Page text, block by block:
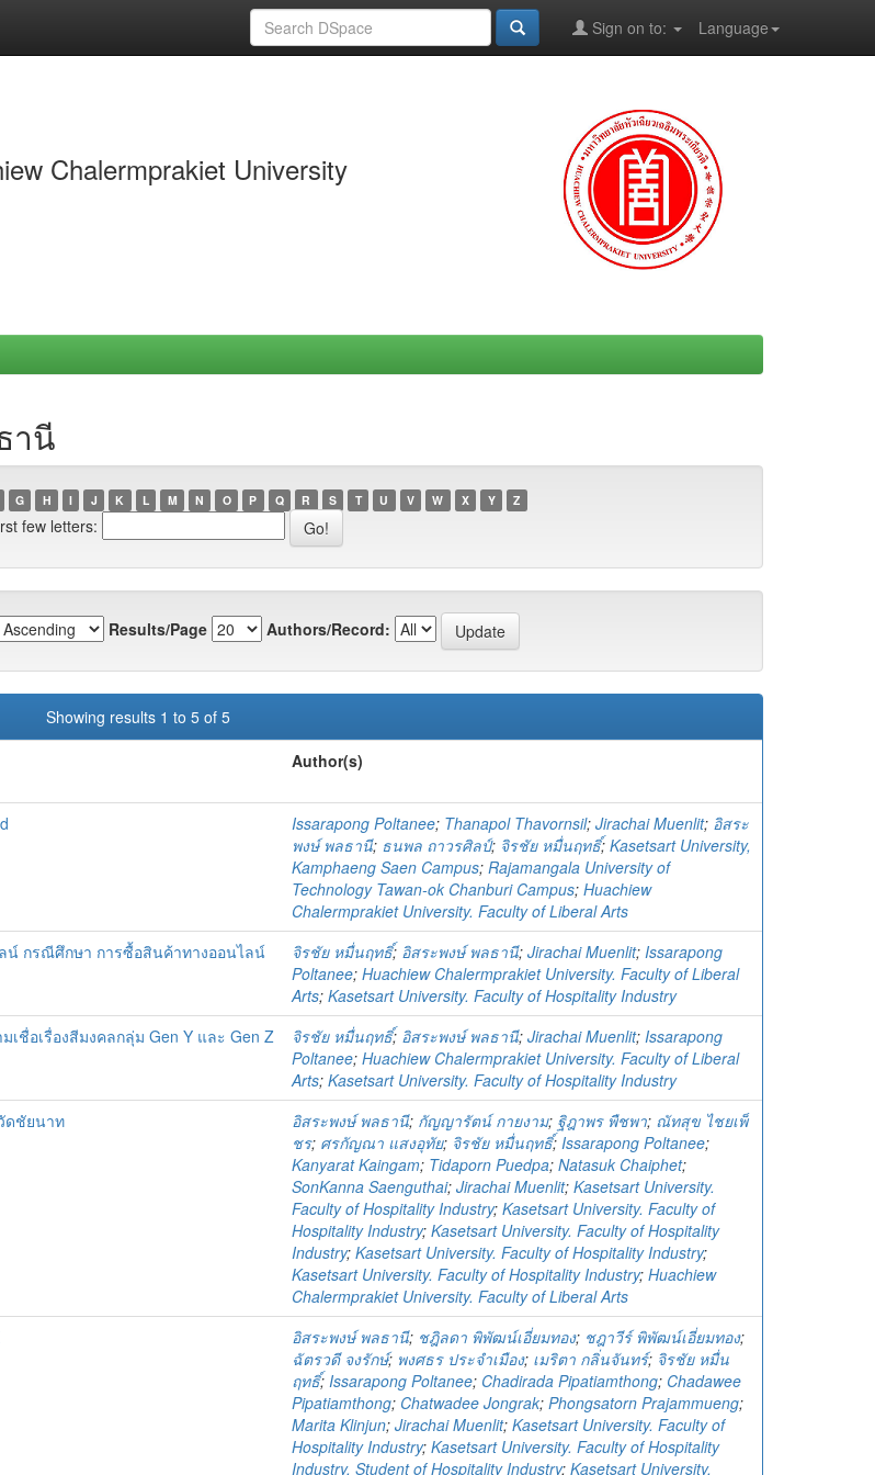
Language
Sign on to:
Chalermprakiet University
านี
G H I J K L M N O P Q R S T U V W X Y Z
few letters:
Results/Page Authors/Record:
Showing results 1 to 5 of 5
Author(s)
Issarapong Poltanee; Thanapol Thavornsil; Jirachai Muenlit; อิสระ
พงษ์ พลธานี; ธนพล ถาวรศิลป์; จิรชัย หมื่นฤทธิ์; Kasetsart University,
Kamphaeng Saen Campus; Rajamangala University of
Technology Tawan-ok Chanburi Campus; Huachiew
Chalermprakiet University. Faculty of Liberal Arts
น์ กรณีศึกษา การซื้อสินค้าทางออนไลน์
จิรชัย หมื่นฤทธิ์; อิสระพงษ์ พลธานี; Jirachai Muenlit; Issarapong
Poltanee; Huachiew Chalermprakiet University. Faculty of Liberal
Arts; Kasetsart University. Faculty of Hospitality Industry
ชื่อเรื่องสีมงคลกลุ่ม Gen Y และ Gen Z จิรชัย หมื่นฤทธิ์; อิสระพงษ์ พลธานี; Jirachai Muenlit; Issarapong
Poltanee; Huachiew Chalermprakiet University. Faculty of Liberal
Arts; Kasetsart University. Faculty of Hospitality Industry
ดชัยนาท อิสระพงษ์ พลธานี; กัญญารัตน์ กายงาม; ฐิฎาพร พืชพา; ณัทสุข ไชยเพ็
ชร; ศรกัญณา แสงอุทัย; จิรชัย หมื่นฤทธิ์; Issarapong Poltanee;
Kanyarat Kaingam; Tidaporn Puedpa; Natasuk Chaiphet;
SonKanna Saenguthai; Jirachai Muenlit; Kasetsart University.
Faculty of Hospitality Industry; Kasetsart University. Faculty of
Hospitality Industry; Kasetsart University. Faculty of Hospitality
Industry; Kasetsart University. Faculty of Hospitality Industry;
Kasetsart University. Faculty of Hospitality Industry; Huachiew
Chalermprakiet University. Faculty of Liberal Arts
อิสระพงษ์ พลธานี; ชฎิลดา พิพัฒน์เอี่ยมทอง; ชฎาวีร์ พิพัฒน์เอี่ยมทอง;
ฉัตรวดี จงรักษ์; พงศธร ประจำเมือง; เมริตา กลิ่นจันทร์; จิรชัย หมื่น
ฤทธิ์; Issarapong Poltanee; Chadirada Pipatiamthong; Chadawee
Pipatiamthong; Chatwadee Jongrak; Phongsatorn Prajammueng;
Marita Klinjun; Jirachai Muenlit; Kasetsart University. Faculty of
Hospitality Industry; Kasetsart University. Faculty of Hospitality
Industry. Student of Hospitality Industry; Kasetsart University.